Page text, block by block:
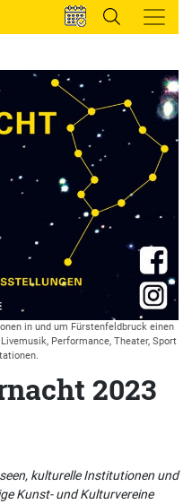
in und um Fürstenfeldbruck einen
Performance, Theater, Sport
2023
kulturelle Institutionen und
Kunst- und Kulturvereine